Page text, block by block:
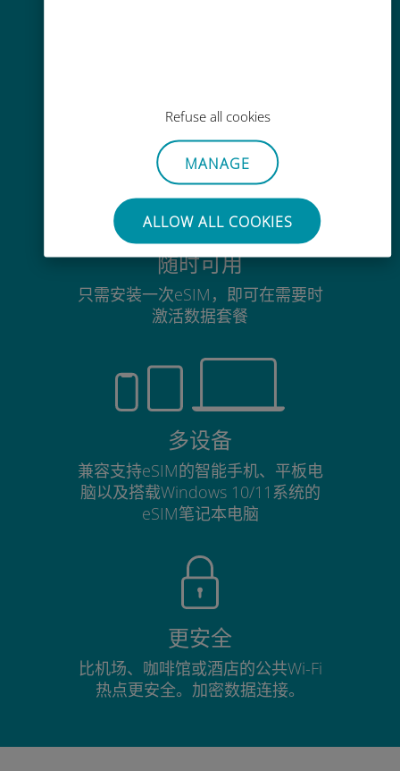
Refuse all cookies
MANAGE
ALLOW ALL COOKIES
毫不费力
无需取出您现有的SIM卡
随时可用
只需安装一次eSIM，即可在需要时
激活数据套餐
多设备
兼容支持eSIM的智能手机、平板电
脑以及搭载Windows 10/11系统的
eSIM笔记本电脑
更安全
比机场、咖啡馆或酒店的公共Wi-Fi
热点更安全。加密数据连接。